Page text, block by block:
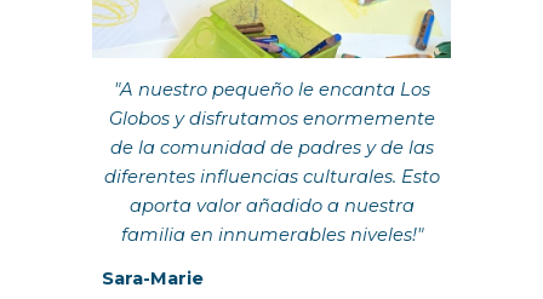
"A nuestro pequeño le encanta Los
Globos y disfrutamos enormemente
de la comunidad de padres y de las
diferentes influencias culturales. Esto
aporta valor añadido a nuestra
familia en innumerables niveles!"
Sara-Marie